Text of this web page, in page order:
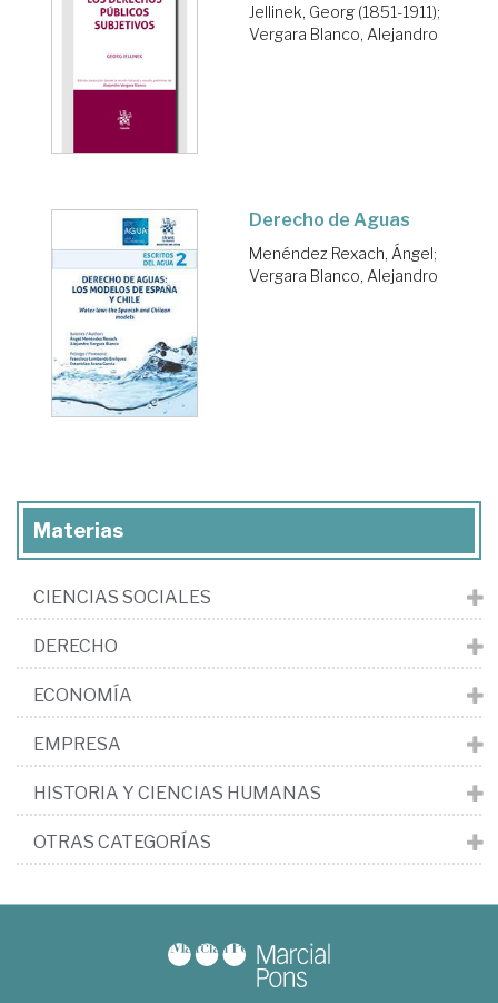
Jellinek, Georg (1851-1911);
Vergara Blanco, Alejandro
Derecho de Aguas
Menéndez Rexach, Ángel;
Vergara Blanco, Alejandro
Materias
CIENCIAS SOCIALES
DERECHO
ECONOMÍA
EMPRESA
HISTORIA Y CIENCIAS HUMANAS
OTRAS CATEGORÍAS